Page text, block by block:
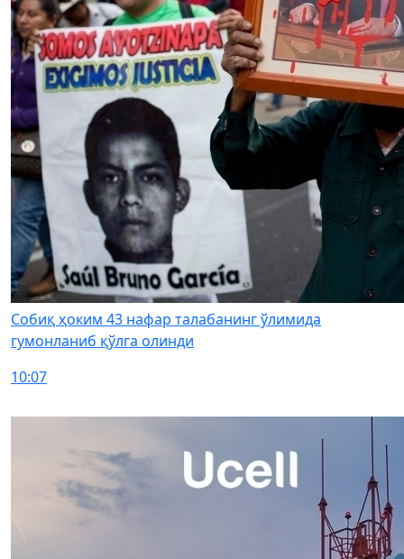
Собиқ ҳоким 43 нафар талабанинг ўлимида
гумонланиб қўлга олинди
10:07